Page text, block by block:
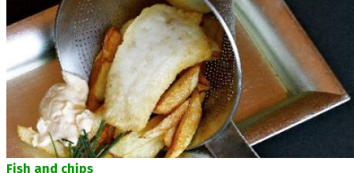
Fish and chips